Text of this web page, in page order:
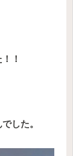
！
した。